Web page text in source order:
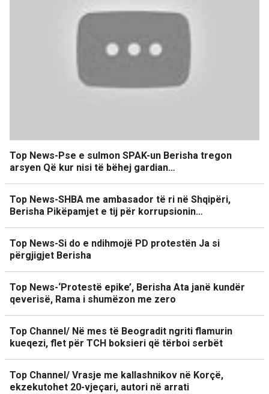
Top News-Pse e sulmon SPAK-un Berisha tregon
arsyen Që kur nisi të bëhej gardian…
Top News-SHBA me ambasador të ri në Shqipëri,
Berisha Pikëpamjet e tij për korrupsionin…
Top News-Si do e ndihmojë PD protestën Ja si
përgjigjet Berisha
Top News-‘Protestë epike’, Berisha Ata janë kundër
qeverisë, Rama i shumëzon me zero
Top Channel/ Në mes të Beogradit ngriti flamurin
kueqezi, flet për TCH boksieri që tërboi serbët
Top Channel/ Vrasje me kallashnikov në Korçë,
ekzekutohet 20-vjeçari, autori në arrati